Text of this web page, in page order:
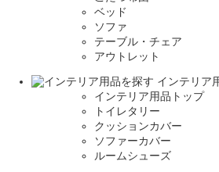
ベッド
ソファ
テーブル・チェア
アウトレット
インテリア
インテリア用品トップ
トイレタリー
クッションカバー
ソファーカバー
ルームシューズ